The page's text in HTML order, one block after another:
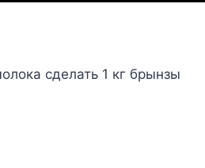
сделать 1 кг брынзы